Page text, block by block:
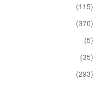
(115)
(370)
(5)
(35)
(293)